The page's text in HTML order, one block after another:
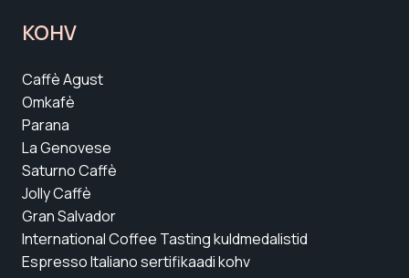
KOHV
Caffè Agust
Omkafè
Parana
La Genovese
Saturno Caffè
Jolly Caffè
Gran Salvador
International Coffee Tasting kuldmedalistid
Espresso Italiano sertifikaadi kohv